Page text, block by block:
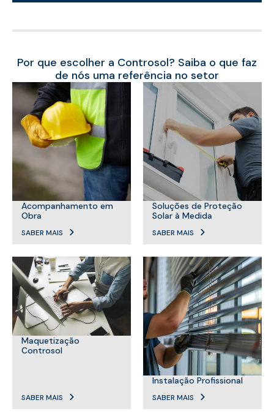
Por que escolher a Controsol? Saiba o que faz
de nós uma referência no setor
Acompanhamento em
Obra
SABER MAIS
Soluções de Proteção
Solar à Medida
SABER MAIS
Maquetização
Controsol
SABER MAIS
Instalação Profissional
SABER MAIS